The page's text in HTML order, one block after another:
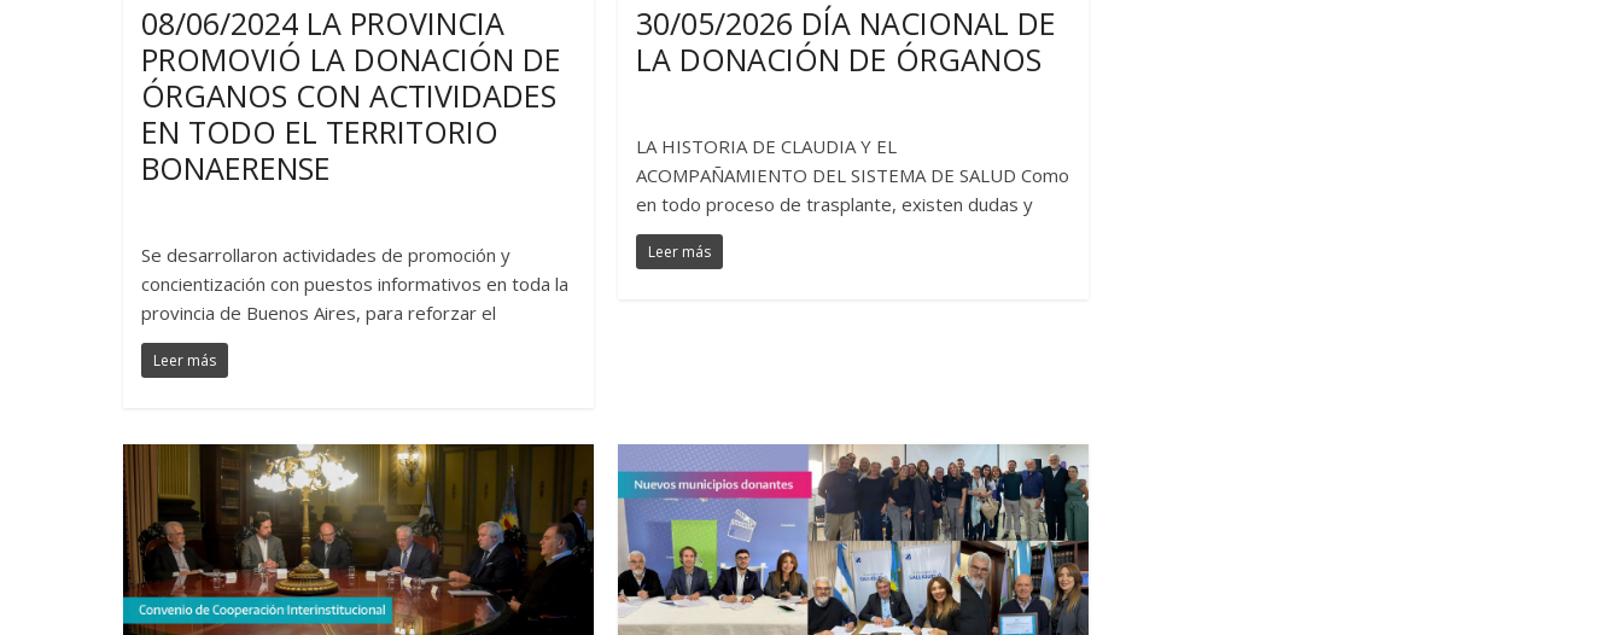
08/06/2024 LA PROVINCIA
PROMOVIÓ LA DONACIÓN DE
ÓRGANOS CON ACTIVIDADES
EN TODO EL TERRITORIO
BONAERENSE
Se desarrollaron actividades de promoción y
concientización con puestos informativos en toda la
provincia de Buenos Aires, para reforzar el
Leer más
30/05/2026 DÍA NACIONAL DE
LA DONACIÓN DE ÓRGANOS
LA HISTORIA DE CLAUDIA Y EL
ACOMPAÑAMIENTO DEL SISTEMA DE SALUD Como
en todo proceso de trasplante, existen dudas y
Leer más